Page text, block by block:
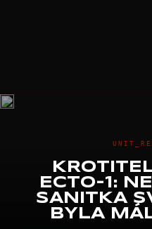
ECTO-1:
SANITKA
BYLA